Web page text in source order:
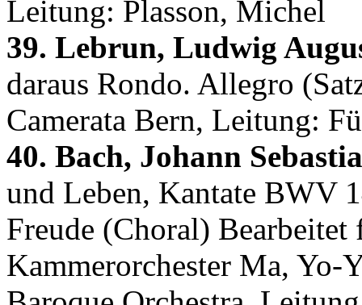
Leitung: Plasson, Michel
39. Lebrun, Ludwig
daraus Rondo. Allegro
Camerata Bern, Leitung:
40. Bach, Johann
und Leben, Kantate BWV
Freude (Choral)
Kammerorchester Ma,